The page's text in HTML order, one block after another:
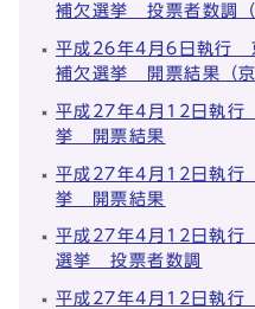
補欠選挙 投票者数調（
平成26年4月6日執行
補欠選挙 開票結果（京
平成27年4月12日執行
挙 開票結果
平成27年4月12日執行
挙 開票結果
平成27年4月12日執行
選挙 投票者数調
平成27年4月12日執行